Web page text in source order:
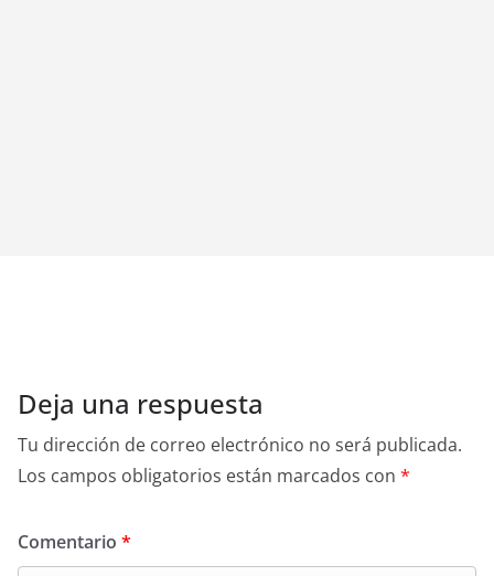
Deja una respuesta
Tu dirección de correo electrónico no será publicada.
Los campos obligatorios están marcados con *
Comentario *